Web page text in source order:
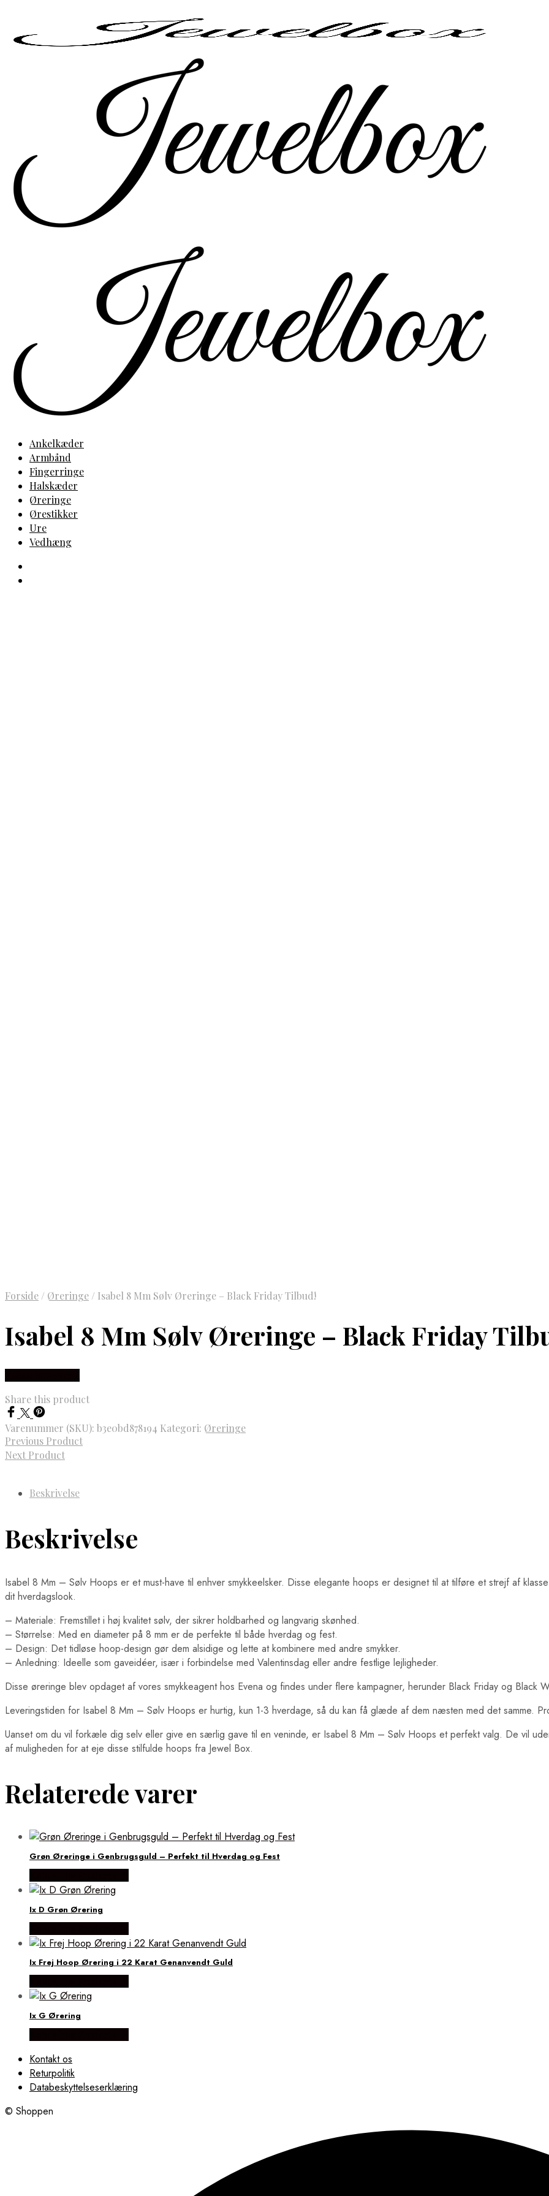
Ankelkæder
Armbånd
Fingerringe
Halskæder
Øreringe
Ørestikker
Ure
Vedhæng
Forside / Øreringe / Isabel 8 Mm Sølv Øreringe – Black Friday Tilbud!
Isabel 8 Mm Sølv Øreringe – Black Friday
Share this product
Varenummer (SKU): b3e0bd878194 Kategori: Øreringe
Previous Product
Next Product
Beskrivelse
Beskrivelse
Isabel 8 Mm – Sølv Hoops er et must-have til enhver smykkeelsker. Disse elegante hoops er designet til at tilføre et strejf af
dit hverdagslook.
– Materiale: Fremstillet i høj kvalitet sølv, der sikrer holdbarhed og langvarig skønhed.
– Størrelse: Med en diameter på 8 mm er de perfekte til både hverdag og fest.
– Design: Det tidløse hoop-design gør dem alsidige og lette at kombinere med andre smykker.
– Anledning: Ideelle som gaveidéer, især i forbindelse med Valentinsdag eller andre festlige lejligheder.
Disse øreringe blev opdaget af vores smykkeagent hos Evena og findes under flere kampagner, herunder Black Friday og Black
Leveringstiden for Isabel 8 Mm – Sølv Hoops er hurtig, kun 1-3 hverdage, så du kan få glæde af dem næsten med det samme.
Uanset om du vil forkæle dig selv eller give en særlig gave til en veninde, er Isabel 8 Mm – Sølv Hoops et perfekt valg. De vil
af muligheden for at eje disse stilfulde hoops fra Jewel Box.
Relaterede varer
Grøn Øreringe i Genbrugsguld – Perfekt til Hverdag og Fest
Ix D Grøn Ørering
Ix Frej Hoop Ørering i 22 Karat Genanvendt Guld
Ix G Ørering
Kontakt os
Returpolitik
Databeskyttelseserklæring
© Shoppen